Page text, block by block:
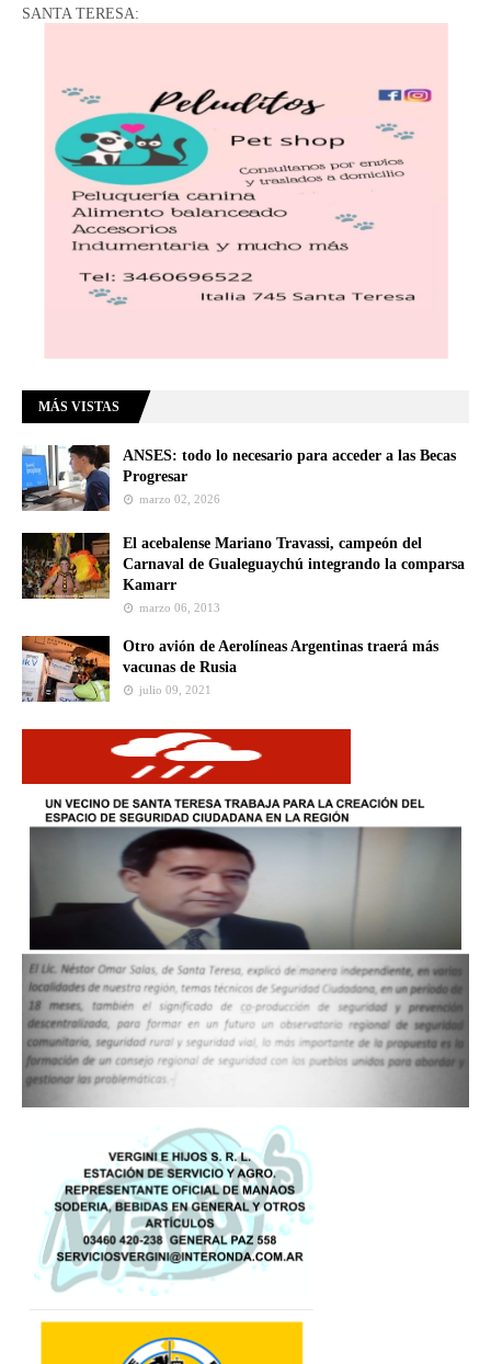
SANTA TERESA:
MÁS VISTAS
ANSES: todo lo necesario para acceder a las Becas
Progresar
marzo 02, 2026
El acebalense Mariano Travassi, campeón del
Carnaval de Gualeguaychú integrando la comparsa
Kamarr
marzo 06, 2013
Otro avión de Aerolíneas Argentinas traerá más
vacunas de Rusia
julio 09, 2021